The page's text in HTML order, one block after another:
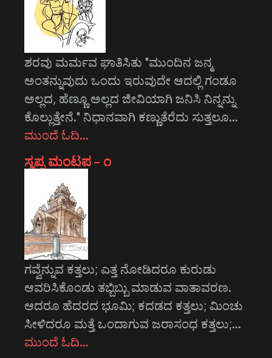
ಶರವು ಮರ್ಮವ ಘಾತಿಸಿತು "ಮುಂದಿನ ಜನ್ಮ
ಅಂತನ್ನುವುದು ಒಂದು ಇರುವುದೇ ಆದಲ್ಲಿ ಗಂಡೂ
ಅಲ್ಲದ, ಹೆಣ್ಣೂ ಅಲ್ಲದ ಜೀವಿಯಾಗಿ ಜನಿಸಿ ನಿನ್ನನ್ನು
ಕೊಲ್ಲುತ್ತೇನೆ." ನಿಧಾನವಾಗಿ ಕಣ್ಣುತೆರೆದು ಸುತ್ತಲೂ…
ಮುಂದೆ ಓದಿ…
ಸ್ವಪ್ನ ಮಂಟಪ – ೧
ಗವ್ವೆನ್ನುವ ಕತ್ತಲು; ಎತ್ತ ನೋಡಿದರೂ ಕುರುಡು
ಆವರಿಸಿಕೊಂಡು ತಬ್ಬಿಬ್ಬು ಮಾಡುವ ವಾತಾವರಣ.
ಆದರೂ ಹೆದರದ ಭೂಮಿ; ಕದಡದ ಕತ್ತಲು; ಮಿಂಚು
ಸೀಳಿದರೂ ಮತ್ತೆ ಒಂದಾಗುವ ಜರಾಸಂಧ ಕತ್ತಲು;…
ಮುಂದೆ ಓದಿ…